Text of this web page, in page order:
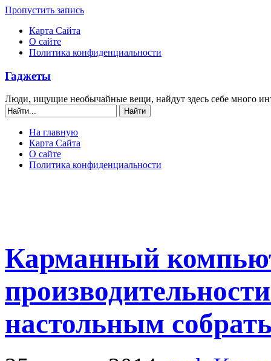
Пропустить запись
Карта Сайта
О сайте
Политика конфиденциальности
Гаджеты
Люди, ищущие необычайные вещи, найдут здесь себе много
На главную
Карта Сайта
О сайте
Политика конфиденциальности
Карманный
настольным